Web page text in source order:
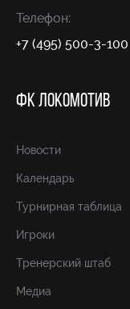
Телефон:
+7 (495) 500-3-100
ФК ЛОКОМОТИВ
Новости
Календарь
Турнирная таблица
Игроки
Тренерский штаб
Медиа